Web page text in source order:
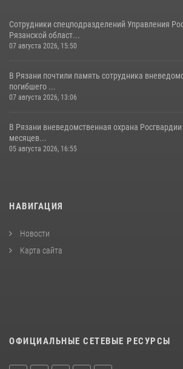
Сотрудники спецподразделений Управления
Рязанской област...
07 августа 2026, 15:50
В Рязани почтили память сотрудника
погибшего ...
07 августа 2026, 13:06
В Рязани вневедомственная охрана
месяцев...
05 августа 2026, 16:55
НАВИГАЦИЯ
Новости
Карта сайта
ОФИЦИАЛЬНЫЕ СЕТЕВЫЕ РЕСУРСЫ